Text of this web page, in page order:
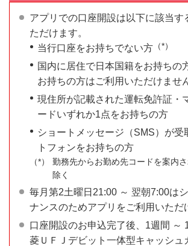
アプリでの口座開設は以下に該当す
ただけます。
当行口座をお持ちでない方 （*）
国内に居住で日本国籍をお持ちの
お持ちの方はご利用いただけませ
現住所が記載された運転免許証・
ードいずれか1点をお持ちの方
ショートメッセージ（SMS）が受
トフォンをお持ちの方
勤務先からお勤め先コードを案内
除く
毎月第2土曜日21:00 ～ 翌朝7:00は
ナンスのためアプリをご利用いただ
口座開設のお申込完了後、1週間 ～
菱ＵＦＪデビット一体型キャッシュ